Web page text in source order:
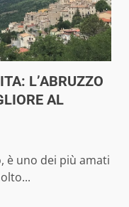
L’ABRUZZO
AL
è uno dei più amati